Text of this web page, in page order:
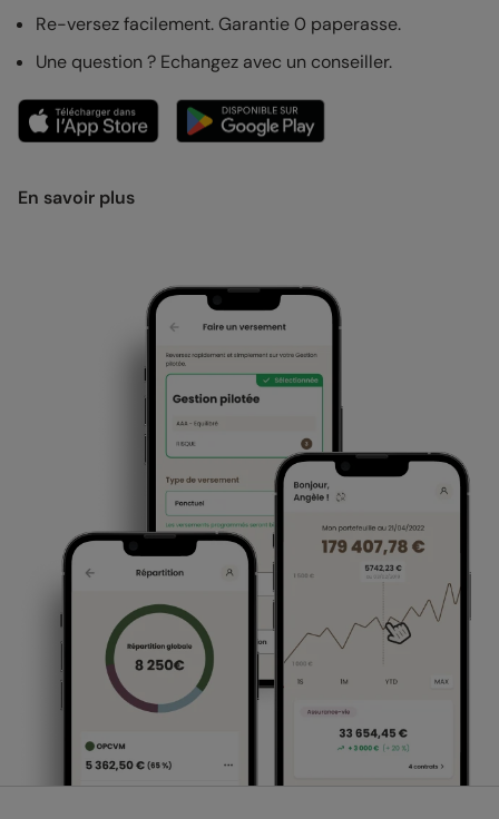
Re-versez facilement. Garantie 0 paperasse.
Une question ? Echangez avec un conseiller.
En savoir plus